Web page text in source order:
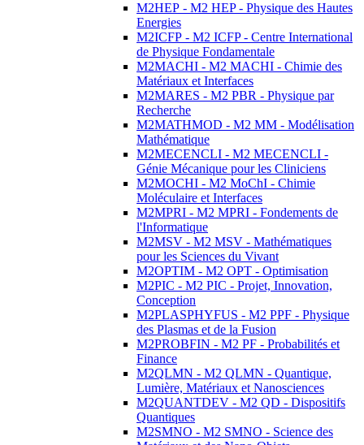
M2HEP - M2 HEP - Physique des Hautes
Energies
M2ICFP - M2 ICFP - Centre International
de Physique Fondamentale
M2MACHI - M2 MACHI - Chimie des
Matériaux et Interfaces
M2MARES - M2 PBR - Physique par
Recherche
M2MATHMOD - M2 MM - Modélisation
Mathématique
M2MECENCLI - M2 MECENCLI -
Génie Mécanique pour les Cliniciens
M2MOCHI - M2 MoChI - Chimie
Moléculaire et Interfaces
M2MPRI - M2 MPRI - Fondements de
l'Informatique
M2MSV - M2 MSV - Mathématiques
pour les Sciences du Vivant
M2OPTIM - M2 OPT - Optimisation
M2PIC - M2 PIC - Projet, Innovation,
Conception
M2PLASPHYFUS - M2 PPF - Physique
des Plasmas et de la Fusion
M2PROBFIN - M2 PF - Probabilités et
Finance
M2QLMN - M2 QLMN - Quantique,
Lumière, Matériaux et Nanosciences
M2QUANTDEV - M2 QD - Dispositifs
Quantiques
M2SMNO - M2 SMNO - Science des